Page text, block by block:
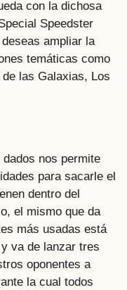
con la dichosa
Speedster
ampliar la
temáticas como
de las Galaxias, Los
nos permite
para sacarle el
dentro del
el mismo que da
más usadas está
va de lanzar tres
oponentes a
la cual todos